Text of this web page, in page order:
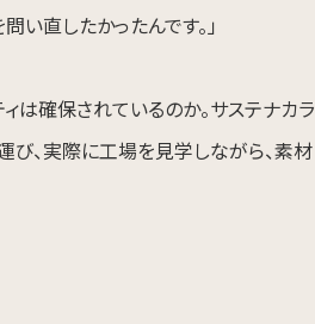
直したかったんです。」
は確保されているのか。サステナカラ
、実際に工場を見学しながら、素材